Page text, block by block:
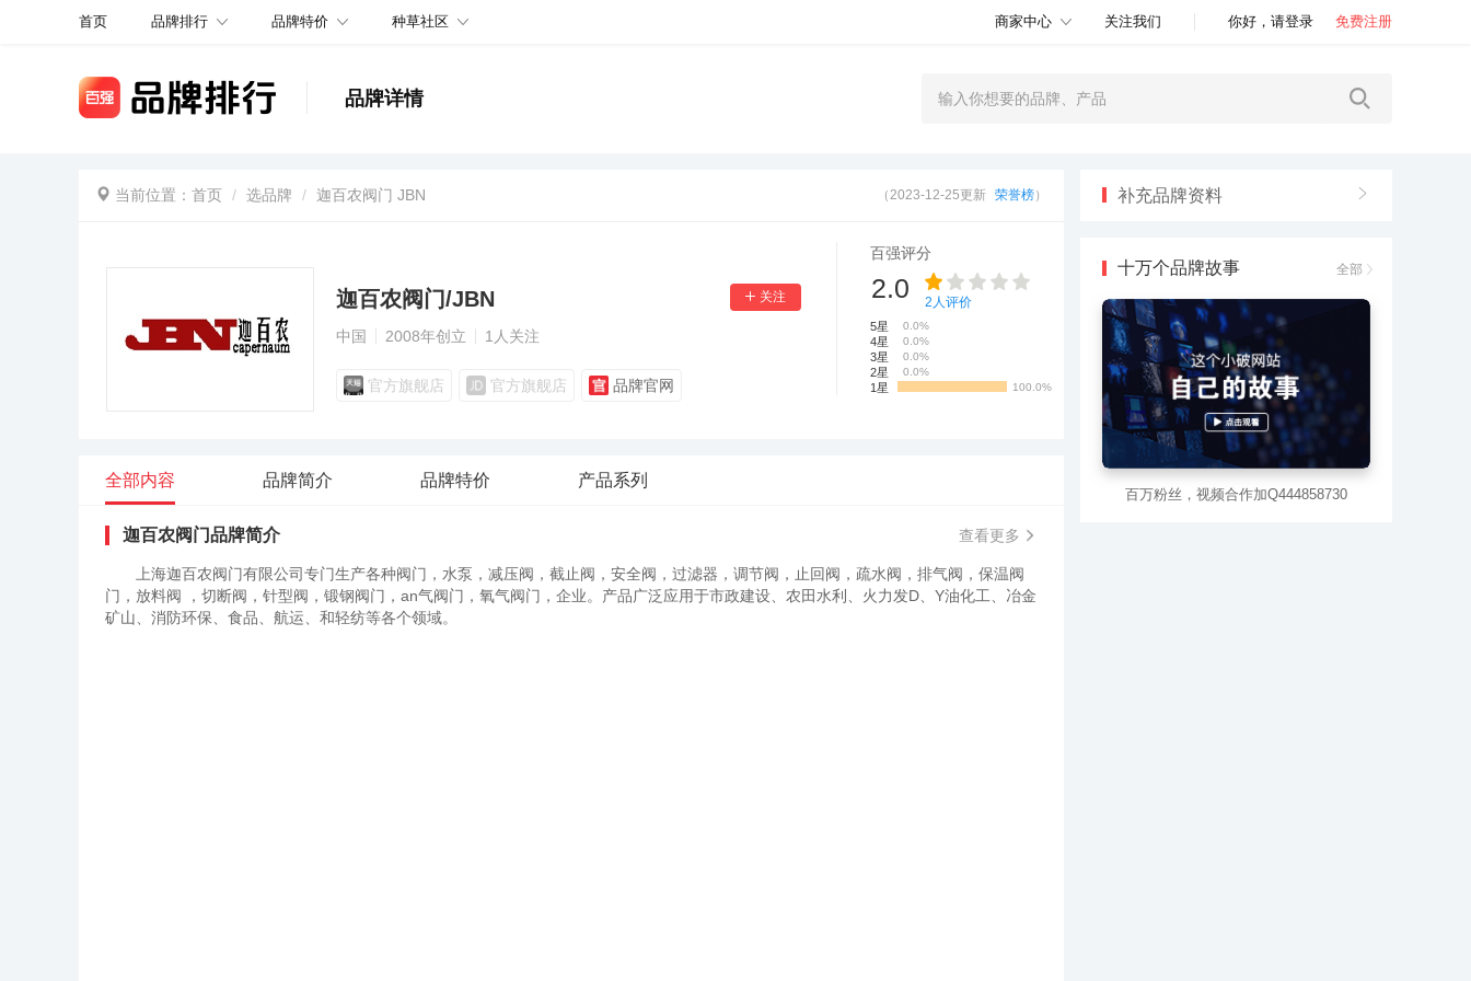
首页 品牌排行 品牌特价 种草社区 商家中心 关注我们 你好，请登录 免费注册
品牌详情
当前位置： 首页 选品牌 迦百农阀门 JBN （2023-12-25更新 荣誉榜）
迦百农阀门/JBN
中国 2008年创立 1 人关注
官方旗舰店 官方旗舰店 品牌官网
百强评分
2.0 2 人评价
5星 0.0%
4星 0.0%
3星 0.0%
2星 0.0%
1星 100.0%
全部内容 品牌简介 品牌特价 产品系列
迦百农阀门品牌简介 查看更多
上海迦百农阀门有限公司专门生产各种阀门，水泵，减压阀，截止阀，安全阀，过滤器，调节阀，止回阀，疏水阀，排气阀，保温阀
门，放料阀 ，切断阀，针型阀，锻钢阀门，an气阀门，氧气阀门，企业。产品广泛应用于市政建设、农田水利、火力发D、Y油化工、冶金
矿山、消防环保、食品、航运、和轻纺等各个领域。
补充品牌资料
十万个品牌故事 全部
百万粉丝，视频合作加Q444858730